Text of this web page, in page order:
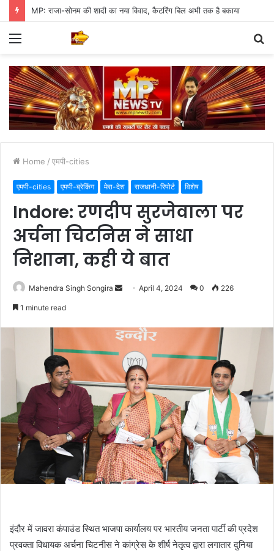
MP: राजा-सोनम की शादी का नया विवाद, कैटरिंग बिल अभी तक है बकाया
Menu
Home / एमपी-cities
एमपी-cities एमपी-ब्रेकिंग मेरा-देश राजधानी-रिपोर्ट विशेष
Indore: रणदीप सुरजेवाला पर
अर्चना चिटनिस ने साधा
निशाना, कही ये बात
Mahendra Singh Songira
Send April 4, 2024 0 226
1 minute read
इंदौर में जावरा कंपाउंड स्थित भाजपा कार्यालय पर भारतीय जनता पार्टी की प्रदेश
प्रवक्ता विधायक अर्चना चिटनीस ने कांग्रेस के शीर्ष नेतृत्व द्वारा लगातार दुनिया